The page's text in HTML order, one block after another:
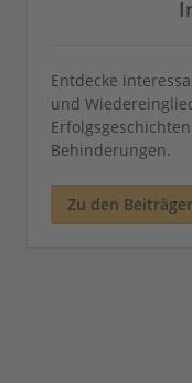
Entdecke
und
Behinderungen.
Zu den